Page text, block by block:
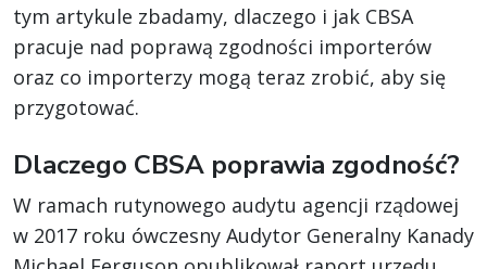
tym artykule zbadamy, dlaczego i jak CBSA
pracuje nad poprawą zgodności importerów
oraz co importerzy mogą teraz zrobić, aby się
przygotować.
Dlaczego CBSA poprawia zgodność?
W ramach rutynowego audytu agencji rządowej
w 2017 roku ówczesny Audytor Generalny Kanady